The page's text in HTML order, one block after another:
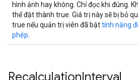
hình ảnh hay không. Chỉ đọc khi đúng.
thể đặt thành true. Giá trị này sẽ bị bỏ
true nếu quản trị viên đã bậttính năng
phép
RecalculationInterval